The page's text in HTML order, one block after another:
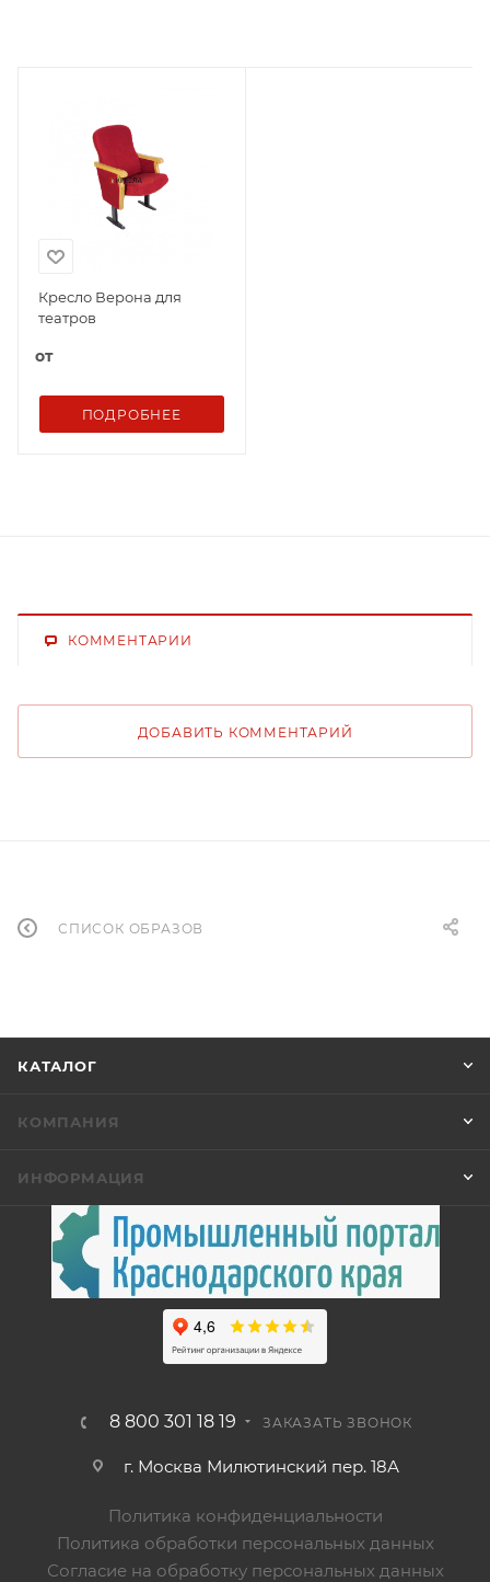
Кресло Верона для
театров
от
ПОДРОБНЕЕ
КОММЕНТАРИИ
ДОБАВИТЬ КОММЕНТАРИЙ
СПИСОК ОБРАЗОВ
КАТАЛОГ
КОМПАНИЯ
ИНФОРМАЦИЯ
8 800 301 18 19 ЗАКАЗАТЬ ЗВОНОК
г. Москва Милютинский пер. 18А
Политика конфиденциальности
Политика обработки персональных данных
Согласие на обработку персональных данных